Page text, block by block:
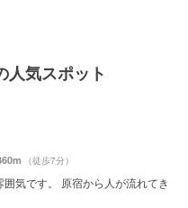
人気スポット
（徒歩7分）
気です。 原宿から人が流れてき